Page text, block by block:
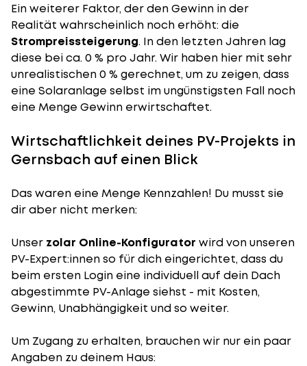
Ein weiterer Faktor, der den Gewinn in der
Realität wahrscheinlich noch erhöht: die
Strompreissteigerung. In den letzten Jahren lag
diese bei ca. 0 % pro Jahr. Wir haben hier mit sehr
unrealistischen 0 % gerechnet, um zu zeigen, dass
eine Solaranlage selbst im ungünstigsten Fall noch
eine Menge Gewinn erwirtschaftet.
Wirtschaftlichkeit deines PV-Projekts in
Gernsbach auf einen Blick
Das waren eine Menge Kennzahlen! Du musst sie
dir aber nicht merken:
Unser zolar Online-Konfigurator wird von unseren
PV-Expert:innen so für dich eingerichtet, dass du
beim ersten Login eine individuell auf dein Dach
abgestimmte PV-Anlage siehst - mit Kosten,
Gewinn, Unabhängigkeit und so weiter.
Um Zugang zu erhalten, brauchen wir nur ein paar
Angaben zu deinem Haus: